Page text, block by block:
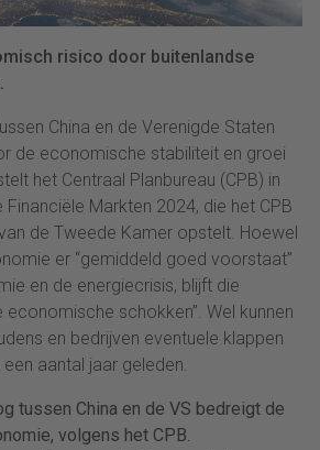
risico door buitenlandse
China en de Verenigde Staten
de economische stabiliteit en groei
het Centraal Planbureau (CPB) in
Markten 2024, die het CPB
de Tweede Kamer opstelt. Hoewel
er “gemiddeld goed voorstaat”
en de energiecrisis, blijft die
schokken”. Wel kunnen
en bedrijven eventuele klappen
aantal jaar geleden.
tussen China en de VS bedreigt de
volgens het CPB.